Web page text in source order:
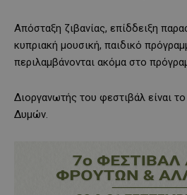
Απόσταξη ζιβανίας, επίδδειξη
κυπριακή μουσική, παιδικό
περιλαμβάνονται ακόμα στο
Διοργανωτής του φεστιβάλ είναι
Δυμών.